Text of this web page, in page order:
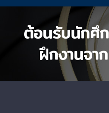
ต้อนรับนักศึ
ฝึกงานจา